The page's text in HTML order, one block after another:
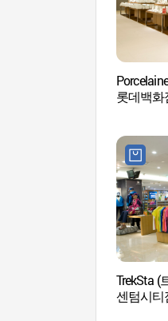
롯데백화
TrekSta (
센텀시티